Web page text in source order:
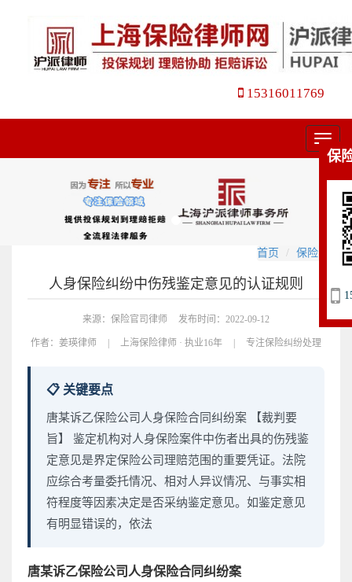
15316011769
菜
单
首页 保险官司
人身保险纠纷中伤残鉴定意见的认证规则
来源：保险官司律师 发布时间：2022-09-12
作者： 姜瑛律师 | 上海保险律师 · 执业16年 | 专注保险纠纷处理
📋 关键要点
唐某诉乙保险公司人身保险合同纠纷案 【裁判要
旨】 鉴定机构对人身保险案件中伤者出具的伤残鉴
定意见是界定保险公司理赔范围的重要凭证。法院
应综合考量委托情况、相对人异议情况、与事实相
符程度等因素决定是否采纳鉴定意见。如鉴定意见
有明显错误的，依法
唐某诉乙保险公司人身保险合同纠纷案
保